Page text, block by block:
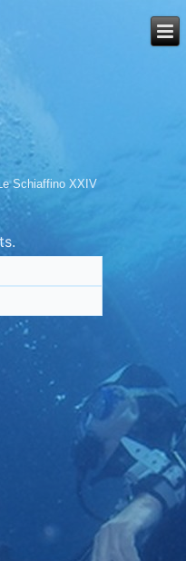
Le Schiaffino XXIV